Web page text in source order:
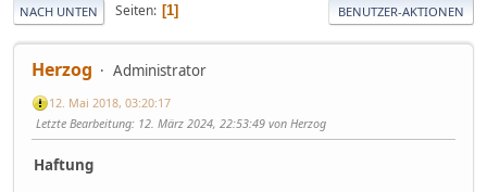
NACH UNTEN Seiten 1 BENUTZER-AKTIONEN
Herzog Administrator
12. Mai 2018, 03:20:17
Letzte Bearbeitung: 12. März 2024, 22:53:49 von Herzog
Haftung